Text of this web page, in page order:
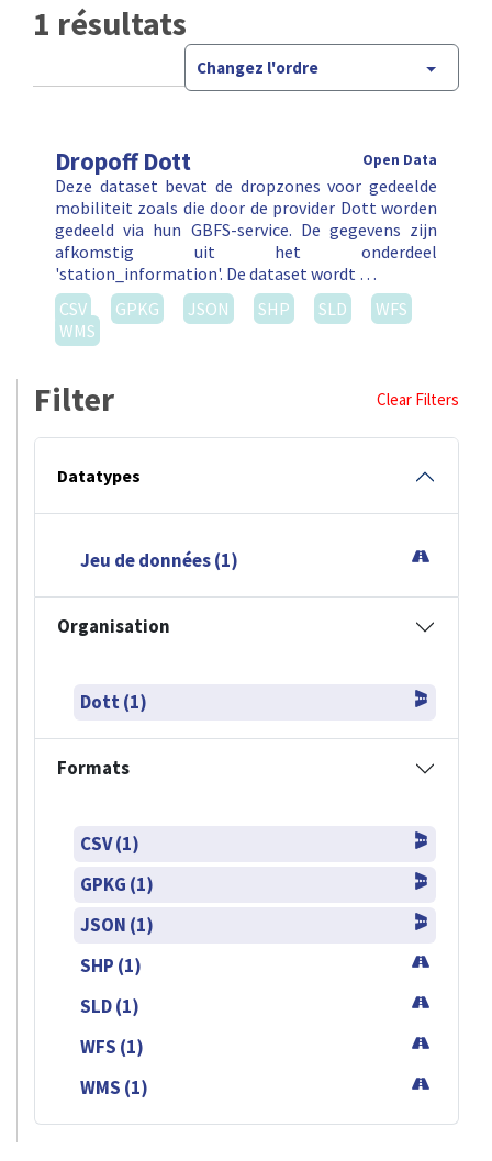
1 résultats
Changez l'ordre
Dropoff Dott Open Data
Deze dataset bevat de dropzones voor gedeelde
mobiliteit zoals die door de provider Dott worden
gedeeld via hun GBFS-service. De gegevens zijn
afkomstig uit het onderdeel
'station_information'. De dataset wordt …
CSV
GPKG JSON SHP SLD
WFS
WMS
Filter Clear Filters
Datatypes
Jeu de données (1)
Organisation
Dott (1)
Formats
CSV (1)
GPKG (1)
JSON (1)
SHP (1)
SLD (1)
WFS (1)
WMS (1)